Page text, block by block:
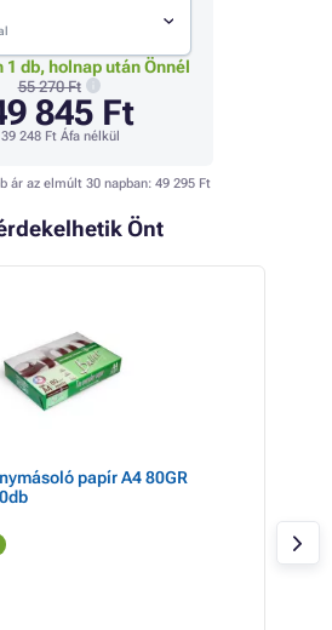
1 db, holnap után Önnél
55 270 Ft
845 Ft
39 248 Ft Áfa nélkül
ár az elmúlt 30 napban: 49 295 Ft
Önt
papír A4 80GR